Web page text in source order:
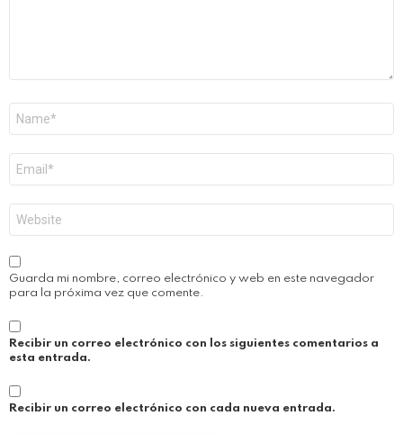
electrónico
*
Guarda mi nombre, correo electrónico y web en este navegador
para la próxima vez que comente.
Recibir un correo electrónico con los siguientes comentarios a
esta entrada.
Recibir un correo electrónico con cada nueva entrada.